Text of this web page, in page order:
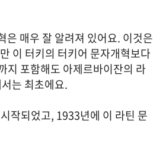
은 매우 잘 알려져 있어요. 이것은
이 터키의 터키어 문자개혁보다
지 포함해도 아제르바이잔의 라
는 최초에요.
작되었고, 1933년에 이 라틴 문